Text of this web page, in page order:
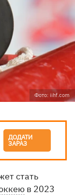
Фото: iihf.com
ДОДАТИ
ЗАРАЗ
стать
в 2023